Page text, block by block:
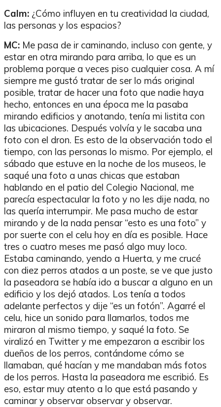
Calm: ¿Cómo influyen en tu creatividad la ciudad,
las personas y los espacios?
MC: Me pasa de ir caminando, incluso con gente, y
estar en otra mirando para arriba, lo que es un
problema porque a veces piso cualquier cosa. A mí
siempre me gustó tratar de ser lo más original
posible, tratar de hacer una foto que nadie haya
hecho, entonces en una época me la pasaba
mirando edificios y anotando, tenía mi listita con
las ubicaciones. Después volvía y le sacaba una
foto con el dron. Es esto de la observación todo el
tiempo, con las personas lo mismo. Por ejemplo, el
sábado que estuve en la noche de los museos, le
saqué una foto a unas chicas que estaban
hablando en el patio del Colegio Nacional, me
parecía espectacular la foto y no les dije nada, no
las quería interrumpir. Me pasa mucho de estar
mirando y de la nada pensar “esto es una foto” y
por suerte con el celu hoy en día es posible. Hace
tres o cuatro meses me pasó algo muy loco.
Estaba caminando, yendo a Huerta, y me crucé
con diez perros atados a un poste, se ve que justo
la paseadora se había ido a buscar a alguno en un
edificio y los dejó atados. Los tenía a todos
adelante perfectos y dije “es un fotón”. Agarré el
celu, hice un sonido para llamarlos, todos me
miraron al mismo tiempo, y saqué la foto. Se
viralizó en Twitter y me empezaron a escribir los
dueños de los perros, contándome cómo se
llamaban, qué hacían y me mandaban más fotos
de los perros. Hasta la paseadora me escribió. Es
eso, estar muy atento a lo que está pasando y
caminar y observar observar y observar.